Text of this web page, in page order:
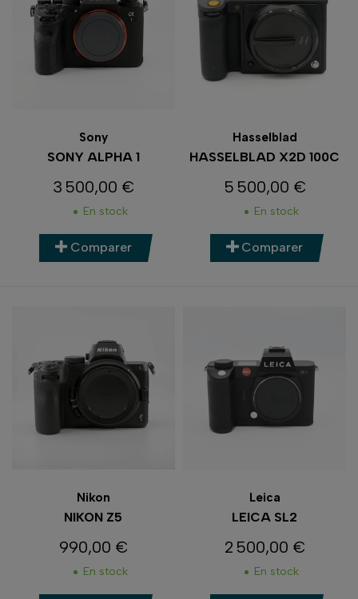
Sony
SONY ALPHA 1
Prix
3 500,00 €
En stock
Comparer
Hasselblad
HASSELBLAD X2D 100C
Prix
5 500,00 €
En stock
Comparer
Nikon
NIKON Z5
Prix
990,00 €
En stock
Leica
LEICA SL2
Prix
2 500,00 €
En stock